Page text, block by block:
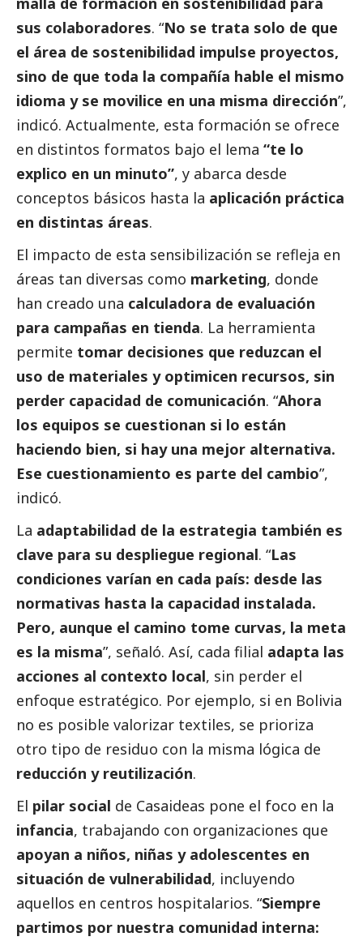
sus colaboradores. “No se trata solo de que
el área de sostenibilidad impulse proyectos,
sino de que toda la compañía hable el mismo
idioma y se movilice en una misma dirección”,
indicó. Actualmente, esta formación se ofrece
en distintos formatos bajo el lema “te lo
explico en un minuto”, y abarca desde
conceptos básicos hasta la aplicación práctica
en distintas áreas.
El impacto de esta sensibilización se refleja en
áreas tan diversas como marketing, donde
han creado una calculadora de evaluación
para campañas en tienda. La herramienta
permite tomar decisiones que reduzcan el
uso de materiales y optimicen recursos, sin
perder capacidad de comunicación. “Ahora
los equipos se cuestionan si lo están
haciendo bien, si hay una mejor alternativa.
Ese cuestionamiento es parte del cambio”,
indicó.
La adaptabilidad de la estrategia también es
clave para su despliegue regional. “Las
condiciones varían en cada país: desde las
normativas hasta la capacidad instalada.
Pero, aunque el camino tome curvas, la meta
es la misma”, señaló. Así, cada filial adapta las
acciones al contexto local, sin perder el
enfoque estratégico. Por ejemplo, si en Bolivia
no es posible valorizar textiles, se prioriza
otro tipo de residuo con la misma lógica de
reducción y reutilización.
El pilar social de Casaideas pone el foco en la
infancia, trabajando con organizaciones que
apoyan a niños, niñas y adolescentes en
situación de vulnerabilidad, incluyendo
aquellos en centros hospitalarios. “Siempre
partimos por nuestra comunidad interna: